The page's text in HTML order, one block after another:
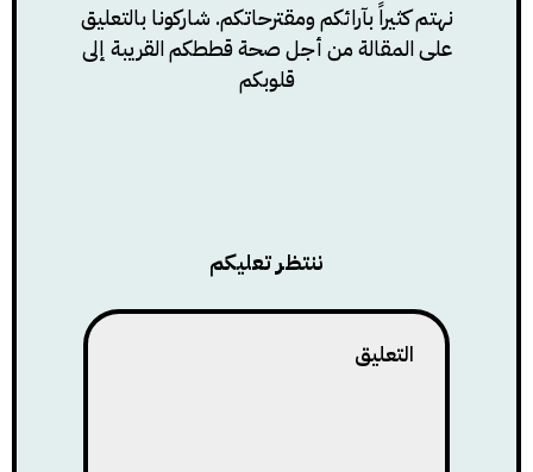
نهتم كثيراً بآرائكم ومقترحاتكم. شاركونا بالتعليق
على المقالة من أجل صحة قططكم القريبة إلى
قلوبكم
ننتظر تعليكم